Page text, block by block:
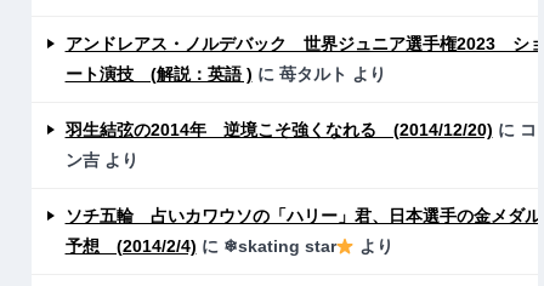
アンドレアス・ノルデバック 世界ジュニア選手権2023 シ
ート演技 (解説：英語 ) に 苺タルト より
羽生結弦の2014年 逆境こそ強くなれる (2014/12/20) に コ
ン吉より
ソチ五輪 占いカワウソの「ハリー」君、日本選手の金メダル
予想 (2014/2/4) に ❄skating star より